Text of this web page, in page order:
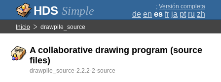
Simple ; Versión completa
de en es fr ja pt ru zh
Inicio drawpile_source
A collaborative drawing program (source
files)
drawpile_source-2.2.2-2-source